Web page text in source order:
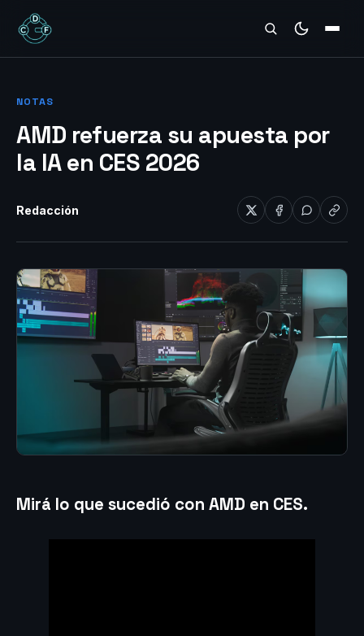
REVIEWS
NOTAS
AMD refuerza su apuesta por
la IA en CES 2026
Redacción
Mirá lo que sucedió con AMD en CES.